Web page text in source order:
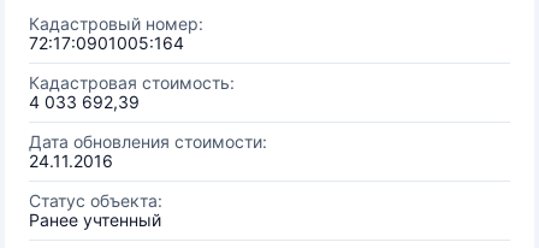
Кадастровый номер:
72:17:0901005:164
Кадастровая стоимость:
4 033 692,39
Дата обновления стоимости:
24.11.2016
Статус объекта:
Ранее учтенный